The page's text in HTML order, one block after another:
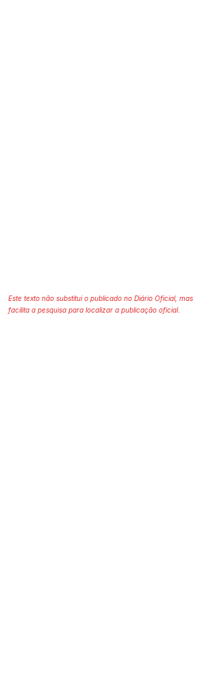
Este texto não substitui o publicado no Diário Oficial, mas
facilita a pesquisa para localizar a publicação oficial.